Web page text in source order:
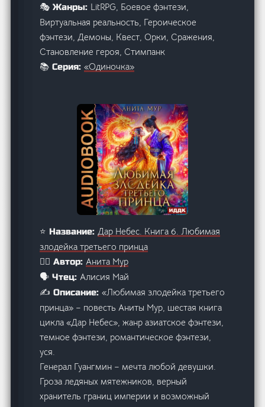
🎭 Жанры: LitRPG, Боевое фэнтези,
Виртуальная реальность, Героическое
фэнтези, Демоны, Квест, Орки, Сражения,
Становление героя, Стимпанк
📚 Серия:«Одиночка»
⭐ Название:Дар Небес. Книга 6. Любимая
злодейка третьего принца
🙋‍♂️ Автор:Анита Мур
🗣️ Чтец:Алисия Май
✍️ Описание:«Любимая злодейка третьего
принца» – повесть Аниты Мур, шестая книга
цикла «Дар Небес», жанр азиатское фэнтези,
темное фэнтези, романтическое фэнтези,
уся.
Генерал Гуангмин – мечта любой девушки.
Гроза ледяных мятежников, верный
хранитель границ империи и возможный